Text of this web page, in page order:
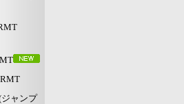
ャンプ